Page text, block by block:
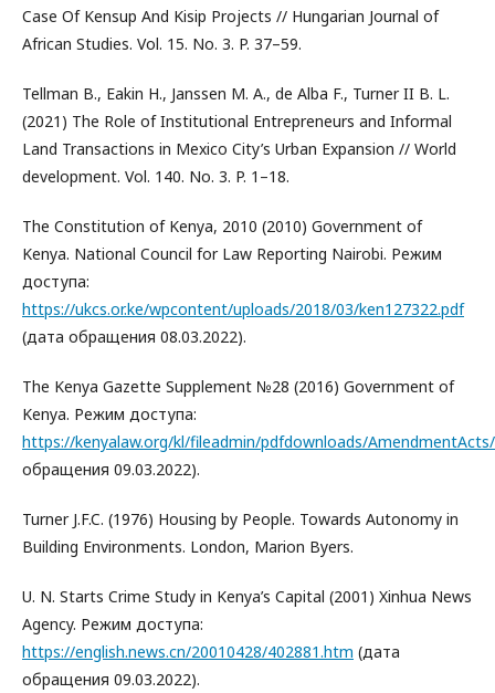
Case Of Kensup And Kisip Projects // Hungarian Journal of
African Studies. Vol. 15. No. 3. P. 37–59.
Tellman B., Eakin H., Janssen M. A., de Alba F., Turner II B. L.
(2021) The Role of Institutional Entrepreneurs and Informal
Land Transactions in Mexico City’s Urban Expansion // World
development. Vol. 140. No. 3. P. 1–18.
The Constitution of Kenya, 2010 (2010) Government of
Kenya. National Council for Law Reporting Nairobi. Режим
доступа:
https://ukcs.or.ke/wpcontent/uploads/2018/03/ken127322.pdf
(дата обращения 08.03.2022).
The Kenya Gazette Supplement №28 (2016) Government of
Kenya. Режим доступа:
https://kenyalaw.org/kl/fileadmin/pdfdownloads/
обращения 09.03.2022).
Turner J.F.C. (1976) Housing by People. Towards Autonomy in
Building Environments. London, Marion Byers.
U. N. Starts Crime Study in Kenya’s Capital (2001) Xinhua News
Agency. Режим доступа:
https://english.news.cn/20010428/402881.htm (дата
обращения 09.03.2022).